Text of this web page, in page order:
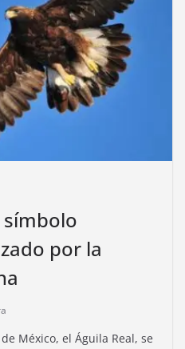
símbolo
por la
México, el Águila Real, se